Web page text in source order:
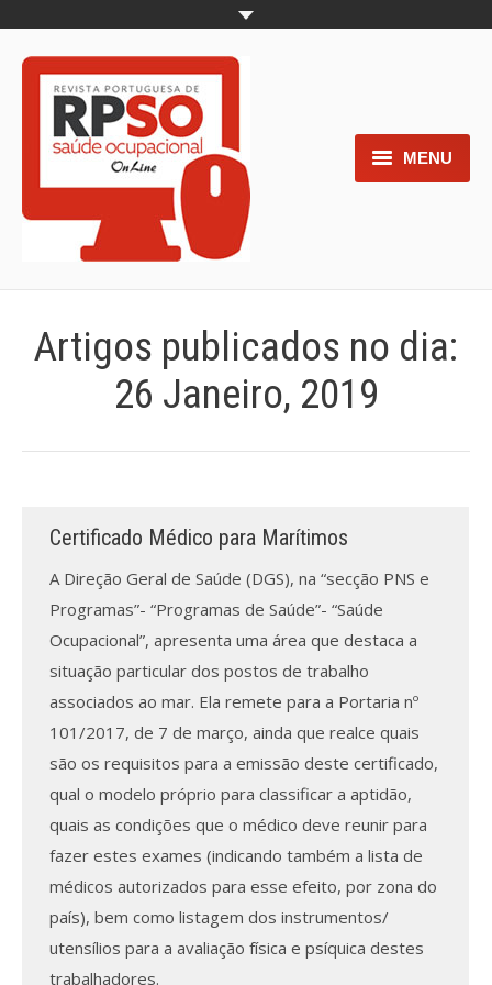
MENU
Home
Normas para os autores
Processo de submissão
Submeta aqui
Formação Profissional
Bolsa de emprego (oferta/
procura)
Sugestões para os Leitores
Investigarem
Congressos
Candidatura a revisor
Artigos recentes
Artigos publicados no dia:
26 Janeiro, 2019
Certificado Médico para Marítimos
A Direção Geral de Saúde (DGS), na “secção PNS e
Programas”- “Programas de Saúde”- “Saúde
Ocupacional”, apresenta uma área que destaca a
situação particular dos postos de trabalho
associados ao mar. Ela remete para a Portaria nº
101/2017, de 7 de março, ainda que realce quais
são os requisitos para a emissão deste certificado,
qual o modelo próprio para classificar a aptidão,
quais as condições que o médico deve reunir para
fazer estes exames (indicando também a lista de
médicos autorizados para esse efeito, por zona do
país), bem como listagem dos instrumentos/
utensílios para a avaliação física e psíquica destes
trabalhadores.